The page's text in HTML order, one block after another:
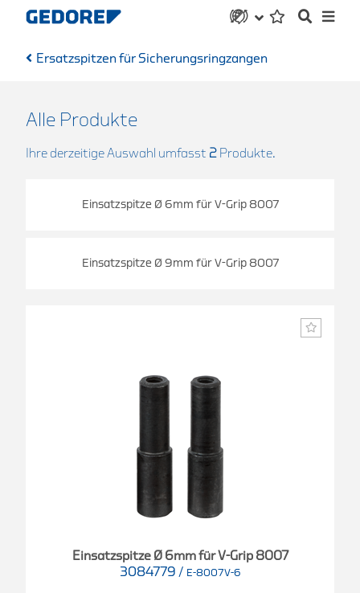
Ersatzspitzen für Sicherungsringzangen
Alle Produkte
Ihre derzeitige Auswahl umfasst 2 Produkte.
Einsatzspitze Ø 6mm für V-Grip 8007
Einsatzspitze Ø 9mm für V-Grip 8007
Einsatzspitze Ø 6mm für V-Grip 8007
3084779 / E-8007V-6